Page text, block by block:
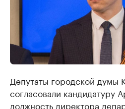
Депутаты городской думы
согласовали кандидатуру
должность директора